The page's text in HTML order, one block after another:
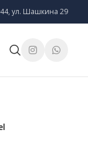
ул. Шашкина 29